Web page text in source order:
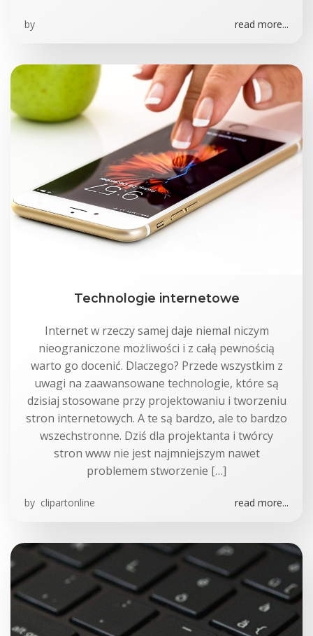
by read more...
Technologie internetowe
Internet w rzeczy samej daje niemal niczym
nieograniczone możliwości i z całą pewnością
warto go docenić. Dlaczego? Przede wszystkim z
uwagi na zaawansowane technologie, które są
dzisiaj stosowane przy projektowaniu i tworzeniu
stron internetowych. A te są bardzo, ale to bardzo
wszechstronne. Dziś dla projektanta i twórcy
stron www nie jest najmniejszym nawet
problemem stworzenie […]
by clipartonline read more...